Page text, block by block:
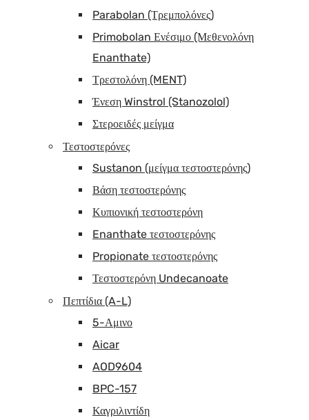
Parabolan (Τρεμπολόνες)
Primobolan Ενέσιμο (Μεθενολόνη
Enanthate)
Τρεστολόνη (MENT)
Ένεση Winstrol (Stanozolol)
Στεροειδές μείγμα
Τεστοστερόνες
Sustanon (μείγμα τεστοστερόνης)
Βάση τεστοστερόνης
Κυπιονική τεστοστερόνη
Enanthate τεστοστερόνης
Propionate τεστοστερόνης
Τεστοστερόνη Undecanoate
Πεπτίδια (A-L)
5-Αμινο
Aicar
AOD9604
BPC-157
Καγριλιντίδη